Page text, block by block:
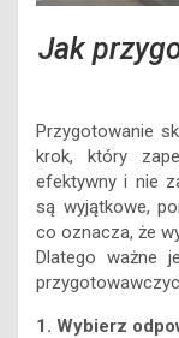
Jak
Przygotowanie
krok, który
efektywny i nie
są wyjątkowe,
co oznacza, że
Dlatego ważne
1. Wybierz